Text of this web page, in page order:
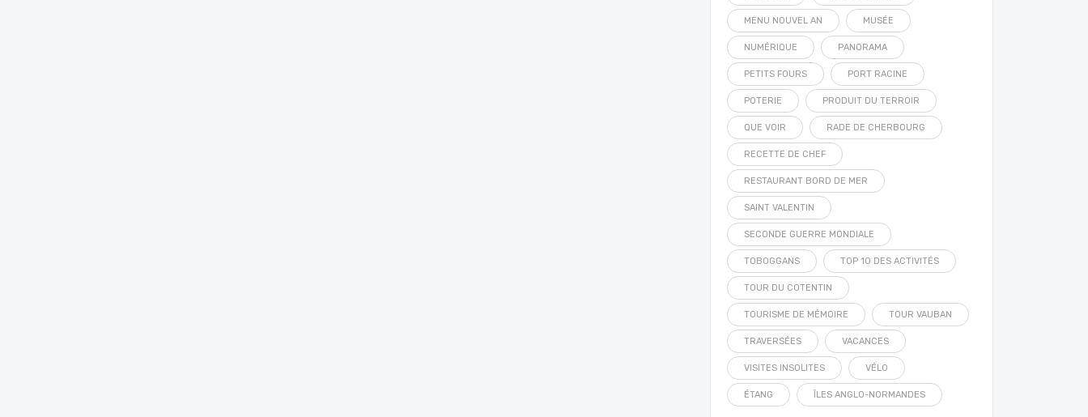
MENU NOUVEL AN MUSÉE
NUMÉRIQUE PANORAMA
PETITS FOURS PORT RACINE
POTERIE PRODUIT DU TERROIR
QUE VOIR RADE DE CHERBOURG
RECETTE DE CHEF
RESTAURANT BORD DE MER
SAINT VALENTIN
SECONDE GUERRE MONDIALE
TOBOGGANS TOP 10 DES ACTIVITÉS
TOUR DU COTENTIN
TOURISME DE MÉMOIRE TOUR VAUBAN
TRAVERSÉES VACANCES
VISITES INSOLITES VÉLO
ÉTANG ÎLES ANGLO-NORMANDES